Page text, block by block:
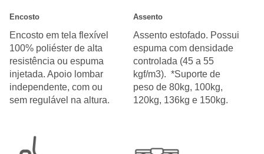
Encosto
Encosto em tela flexível
100% poliéster de alta
resistência ou espuma
injetada. Apoio lombar
independente, com ou
sem regulável na altura.
Assento
Assento estofado. Possui
espuma com densidade
controlada (45 a 55
kgf/m3). *Suporte de
peso de 80kg, 100kg,
120kg, 136kg e 150kg.